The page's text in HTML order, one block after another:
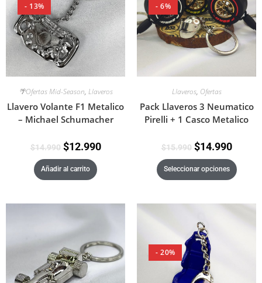
- 13%
🌴Ofertas Mid-Season, Llaveros
Llavero Volante F1 Metalico
– Michael Schumacher
$14.990 $12.990
Añadir al carrito
- 6%
Llaveros, Ofertas
Pack Llaveros 3 Neumatico
Pirelli + 1 Casco Metalico
$15.990 $14.990
Seleccionar opciones
- 20%